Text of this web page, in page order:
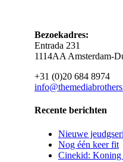
Bezoekadres:
Entrada 231
1114AA Amsterdam-
+31 (0)20 684 8974
Recente berichten
Nieuwe
Nog één keer fit
Cinekid: Koning